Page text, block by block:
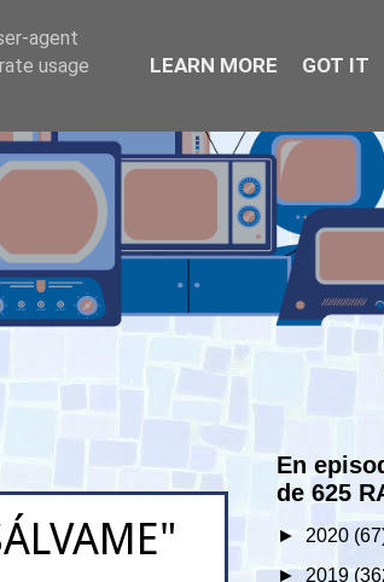
En
de 625
► 2020
►2019
agent
usage
LEARN MORE GOT IT